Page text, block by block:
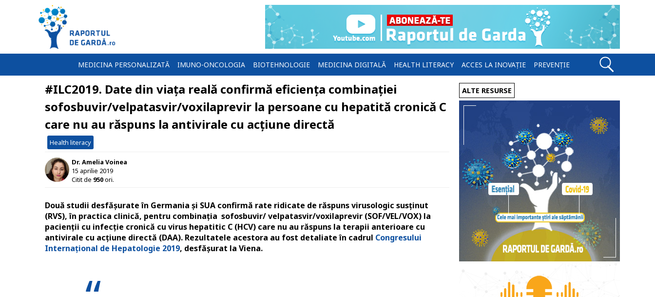
MEDICINA PERSONALIZATĂ IMUNO-ONCOLOGIA BIOTEHNOLOGIE MEDICINA DIGITALĂ HEALTH LITERACY ACCES LA INOVAȚIE PREVENȚIE
#ILC2019. Date din viața reală confirmă eficiența combinației
sofosbuvir/velpatasvir/voxilaprevir la persoane cu hepatită cronică C
care nu au răspuns la antivirale cu acțiune directă
Health literacy
Dr. Amelia Voinea
15 aprilie 2019
Citit de 950ori.
Două studii desfășurate în Germania și SUA confirmă rate ridicate de răspuns virusologic susținut
(RVS), în practica clinică, pentru combinația sofosbuvir/ velpatasvir/voxilaprevir (SOF/VEL/VOX) la
pacienții cu infecție cronică cu virus hepatitic C (HCV) care nu au răspuns la terapii anterioare cu
antivirale cu acțiune directă (DAA). Rezultatele acestora au fost detaliate în cadrul Congresului
Internațional de Hepatologie 2019, desfășurat la Viena.
ALTE RESURSE